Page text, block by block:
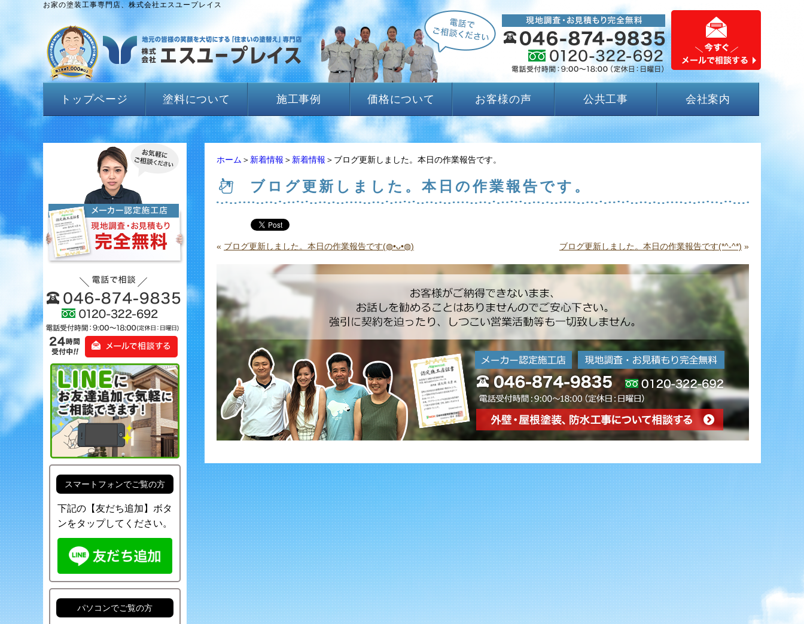
お家の塗装工事専門店、株式会社エスユープレイス
トップページ 塗料について 施工事例 価格について お客様の声 公共工事 会社案内
ホーム ＞ 新着情報 ＞ 新着情報 ＞ブログ更新しました。本日の作業報告です。
ブログ更新しました。本日の作業報告です。
« ブログ更新しました。本日の作業報告です(◍•ᴗ•◍) ブログ更新しました。本日の作業報告です(*^-^*) »
スマートフォンでご覧の方
下記の【友だち追加】ボタ
ンをタップしてください。
パソコンでご覧の方